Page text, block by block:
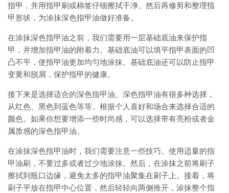
指甲，并用指甲刷或棉签仔细擦拭干净。然后再修剪和整理指
甲形状，为涂抹深色指甲油做好准备。
在涂抹深色指甲油之前，我们需要用一层基础底油来保护指
甲，并增加指甲油的附着力。基础底油可以填平指甲表面的凹
凸不平，使指甲油更加均匀地涂抹。基础底油还可以防止指甲
变黄和脱屑，保护指甲的健康。
接下来是选择适合的深色指甲油。深色指甲油有很多种选择，
从红色、黑色到蓝色等等。根据个人喜好和场合来选择合适的
颜色。如果你想要增添一些时尚感，可以选择带有亮粉或者金
属质感的深色指甲油。
在涂抹深色指甲油时，我们需要注意一些技巧。使用适量的指
甲油刷，不要过多或者过少地涂抹。然后，在涂抹之前将刷子
擦拭到瓶口边缘，避免太多的指甲油聚集在刷子上。接着，将
刷子平放在指甲中心位置，然后轻轻向两侧推开，涂抹整个指